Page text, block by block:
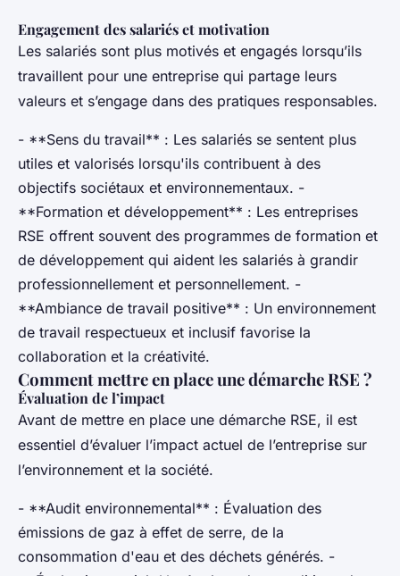
Engagement des salariés et motivation
Les salariés sont plus motivés et engagés lorsqu’ils
travaillent pour une entreprise qui partage leurs
valeurs et s’engage dans des pratiques responsables.
- **Sens du travail** : Les salariés se sentent plus
utiles et valorisés lorsqu'ils contribuent à des
objectifs sociétaux et environnementaux. -
**Formation et développement** : Les entreprises
RSE offrent souvent des programmes de formation et
de développement qui aident les salariés à grandir
professionnellement et personnellement. -
**Ambiance de travail positive** : Un environnement
de travail respectueux et inclusif favorise la
collaboration et la créativité.
Comment mettre en place une démarche RSE ?
Évaluation de l’impact
Avant de mettre en place une démarche RSE, il est
essentiel d’évaluer l’impact actuel de l’entreprise sur
l’environnement et la société.
- **Audit environnemental** : Évaluation des
émissions de gaz à effet de serre, de la
consommation d'eau et des déchets générés. -